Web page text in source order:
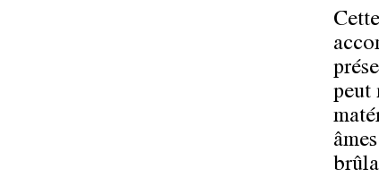
peut